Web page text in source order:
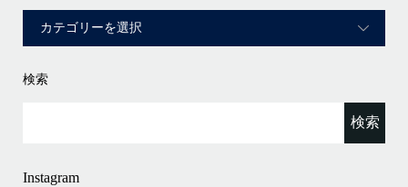
検索
Instagram